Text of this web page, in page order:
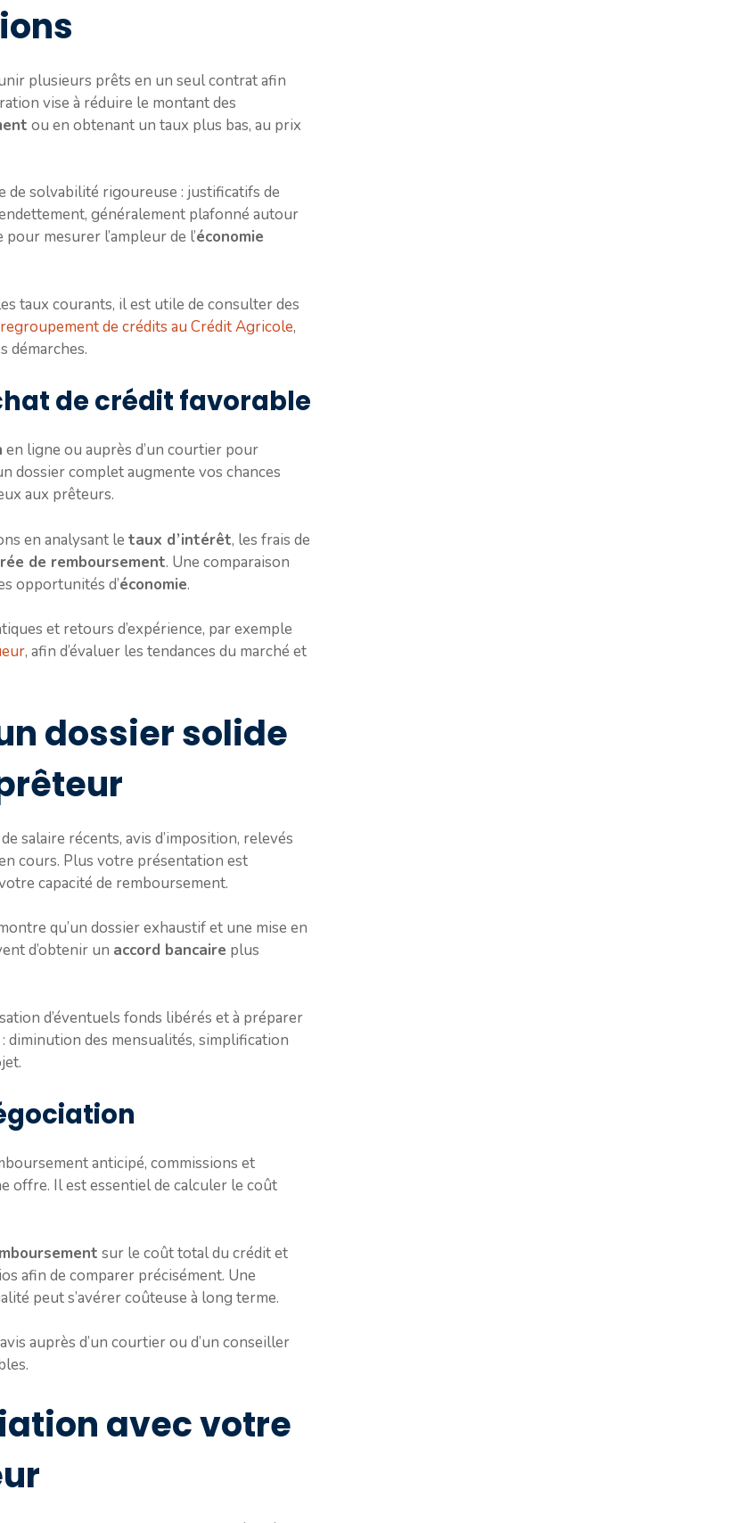
plusieurs prêts en un seul contrat afin
vise à réduire le montant des
ou en obtenant un taux plus bas, au prix
de solvabilité rigoureuse : justificatifs de
généralement plafonné autour
mesurer l’ampleur de l’économie
taux courants, il est utile de consulter des
regroupement de crédits au Crédit Agricole,
démarches.
de crédit favorable
en ligne ou auprès d’un courtier pour
dossier complet augmente vos chances
aux prêteurs.
en analysant le taux d’intérêt, les frais de
de remboursement. Une comparaison
opportunités d’économie.
et retours d’expérience, par exemple
, afin d’évaluer les tendances du marché et
dossier solide
salaire récents, avis d’imposition, relevés
cours. Plus votre présentation est
capacité de remboursement.
qu’un dossier exhaustif et une mise en
d’obtenir un accord bancaire plus
d’éventuels fonds libérés et à préparer
diminution des mensualités, simplification
anticipé, commissions et
offre. Il est essentiel de calculer le coût
sur le coût total du crédit et
afin de comparer précisément. Une
peut s’avérer coûteuse à long terme.
auprès d’un courtier ou d’un conseiller
avec votre